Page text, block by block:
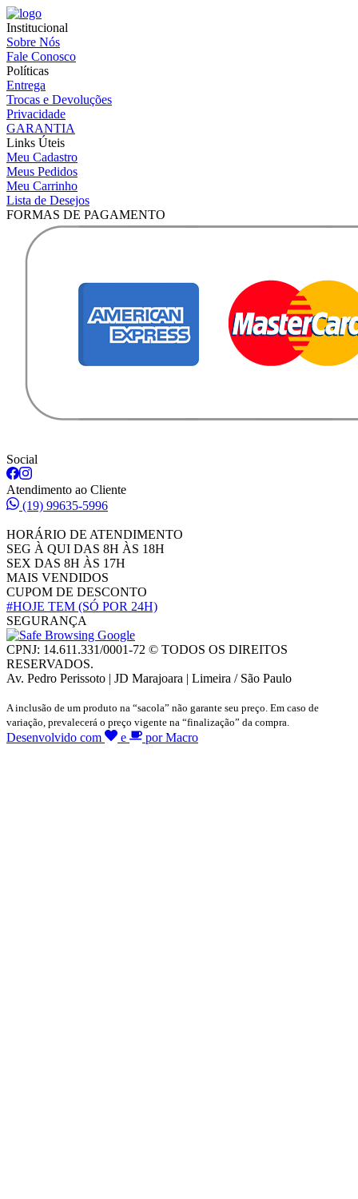
Institucional
Sobre Nós
Fale Conosco
Políticas
Entrega
Trocas e Devoluções
Privacidade
GARANTIA
Links Úteis
Meu Cadastro
Meus Pedidos
Meu Carrinho
Lista de Desejos
FORMAS DE PAGAMENTO
Social
Atendimento ao Cliente
(19) 99635-5996
HORÁRIO DE ATENDIMENTO
SEG À QUI DAS 8H ÀS 18H
SEX DAS 8H ÀS 17H
MAIS VENDIDOS
CUPOM DE DESCONTO
#HOJE TEM (SÓ POR 24H)
SEGURANÇA
CPNJ: 14.611.331/0001-72 © TODOS OS DIREITOS
RESERVADOS.
Av. Pedro Perissoto | JD Marajoara | Limeira / São Paulo
A inclusão de um produto na “sacola” não garante seu preço. Em caso de
variação, prevalecerá o preço vigente na “finalização” da compra.
Desenvolvido com e por Macro